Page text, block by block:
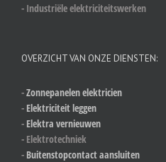
- Industriële elektriciteitswerken
OVERZICHT VAN ONZE DIENSTEN:
-Zonnepanelen elektricien
- Elektriciteit leggen
- Elektra vernieuwen
- Elektrotechniek
- Buitenstopcontact aansluiten